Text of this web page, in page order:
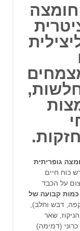
גופריתית
כוח חיים
על הכבד
כמות קבועה של
דבש וחלב),
שאר
(דמימה)